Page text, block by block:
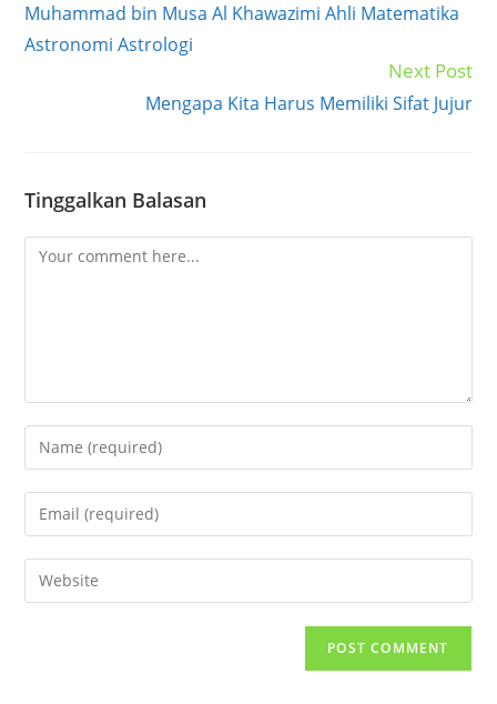
articles
Muhammad bin Musa Al Khawazimi Ahli Matematika
Astronomi Astrologi
Next Post
Mengapa Kita Harus Memiliki Sifat Jujur
Tinggalkan Balasan
Comment
Enter
your
name
comment
Enter
your
email
address
Enter
your